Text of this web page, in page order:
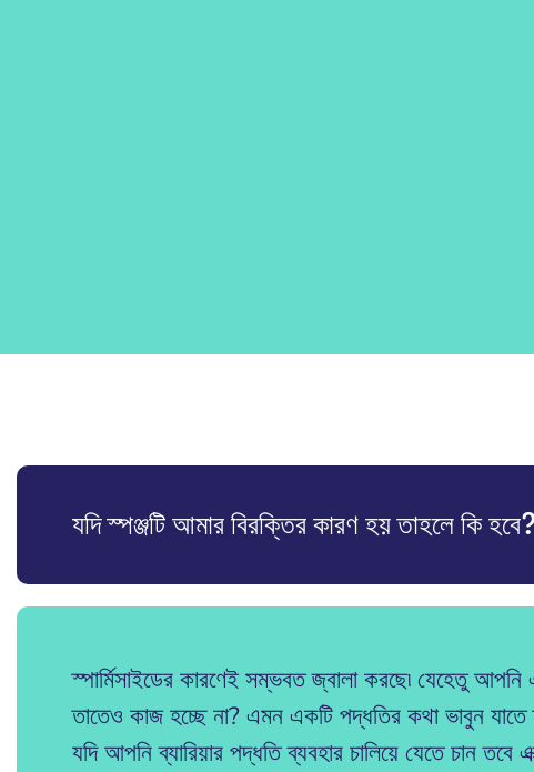
যদি স্পঞ্জটি আমার বিরক্তির কারণ হয় তাহলে কি হবে?
স্পার্মিসাইডের কারণেই সম্ভবত জ্বালা করছে৷ যেহেতু
তাতেও কাজ হচ্ছে না? এমন একটি পদ্ধতির কথা ভাবুন যাতে
যদি আপনি ব্যারিয়ার পদ্ধতি ব্যবহার চালিয়ে যেতে চান তবে